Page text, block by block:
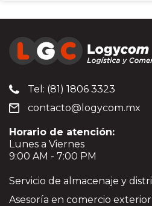
Tel: (81) 1806 3323
contacto@logycom.mx
Horario de atención:
Lunes a Viernes
9:00 AM - 7:00 PM
Servicio de almacenaje y
Asesoría en comercio exterior